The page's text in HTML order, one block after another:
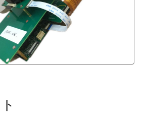
グナルチェーン用のコンポーネント